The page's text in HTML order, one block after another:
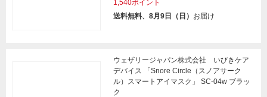
1,540ポイント
送料無料、8月9日（日） お届け
ウェザリージャパン株式会社 いびきケア
デバイス 「Snore Circle（スノアサーク
ル）スマートアイマスク」 SC-04w ブラッ
ク